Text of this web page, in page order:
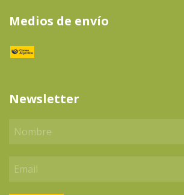
Medios de envío
Newsletter